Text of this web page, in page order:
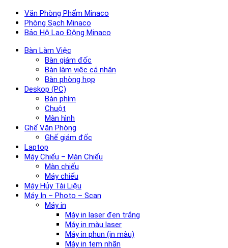
Văn Phòng Phẩm Minaco
Phòng Sạch Minaco
Bảo Hộ Lao Động Minaco
Bàn Làm Việc
Bàn giám đốc
Bàn làm việc cá nhân
Bàn phòng họp
Deskop (PC)
Bàn phím
Chuột
Màn hình
Ghế Văn Phòng
Ghế giám đốc
Laptop
Máy Chiếu – Màn Chiếu
Màn chiếu
Máy chiếu
Máy Hủy Tài Liệu
Máy In – Photo – Scan
Máy in
Máy in laser đen trắng
Máy in màu laser
Máy in phun (in màu)
Máy in tem nhãn